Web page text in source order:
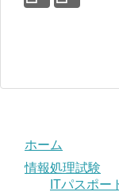
ホーム
情報処理試験
ITパスポー